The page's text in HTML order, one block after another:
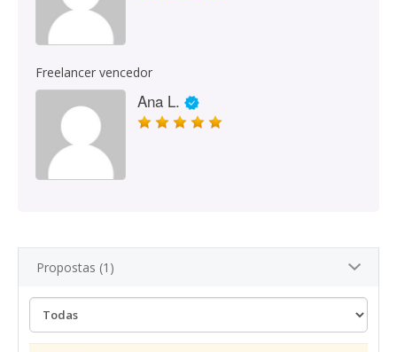
Freelancer vencedor
Ana L.
Propostas (1)